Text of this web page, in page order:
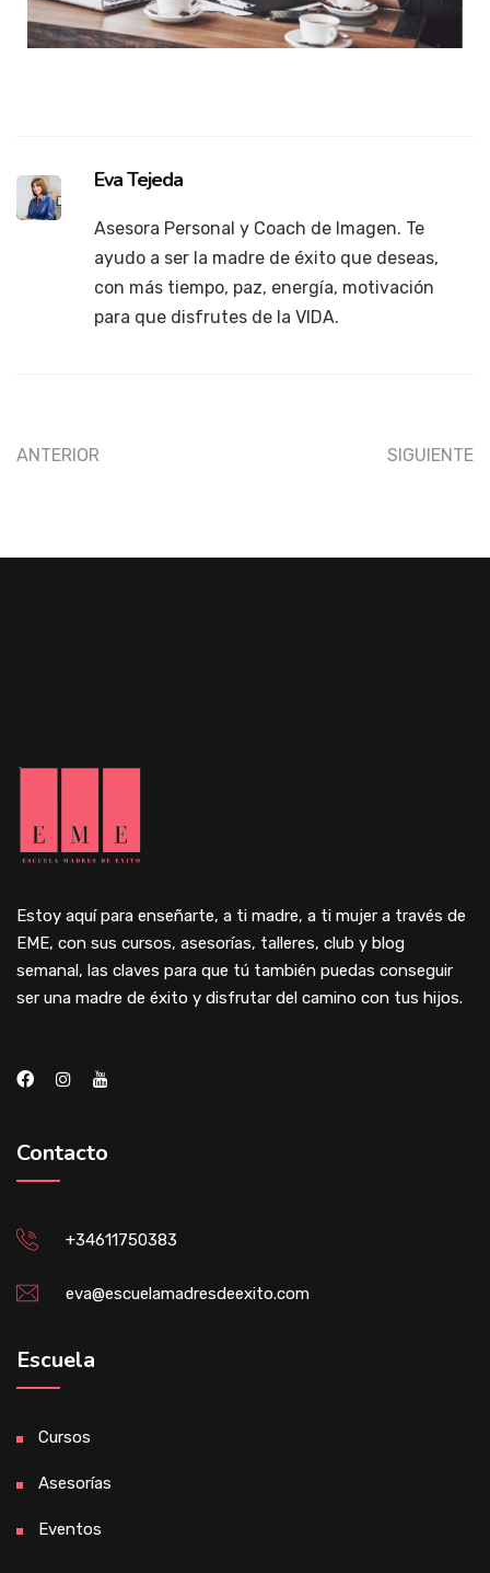
Eva Tejeda
Asesora Personal y Coach de Imagen. Te
ayudo a ser la madre de éxito que deseas,
con más tiempo, paz, energía, motivación
para que disfrutes de la VIDA.
ANTERIOR SIGUIENTE
Estoy aquí para enseñarte, a ti madre, a ti mujer a través de
EME, con sus cursos, asesorías, talleres, club y blog
semanal, las claves para que tú también puedas conseguir
ser una madre de éxito y disfrutar del camino con tus hijos.
Contacto
+34611750383
eva@escuelamadresdeexito.com
Escuela
Cursos
Asesorías
Eventos